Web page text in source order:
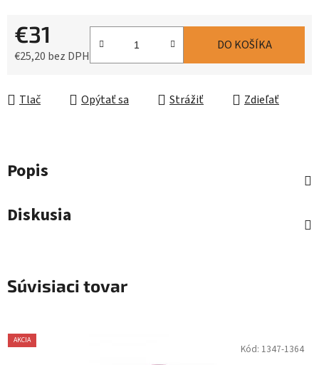
€31
€25,20 bez DPH
DO KOŠÍKA
Tlač Opýtať sa Strážiť Zdieľať
Popis
Diskusia
Súvisiaci tovar
AKCIA
Kód: 1347-1364